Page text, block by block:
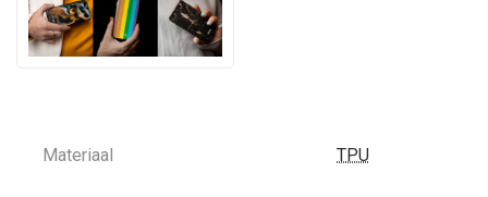
Materiaal TPU